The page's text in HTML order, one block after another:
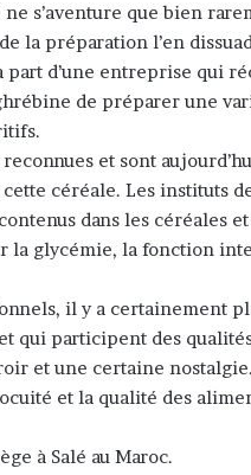
s’aventure que bien
la préparation l’en
d’une entreprise qui
de préparer une
et sont
céréale. Les instituts
dans les céréales
la glycémie, la fonction
il y a certainement
qui participent des
et une certaine nostalgie.
et la qualité des
à Salé au Maroc.